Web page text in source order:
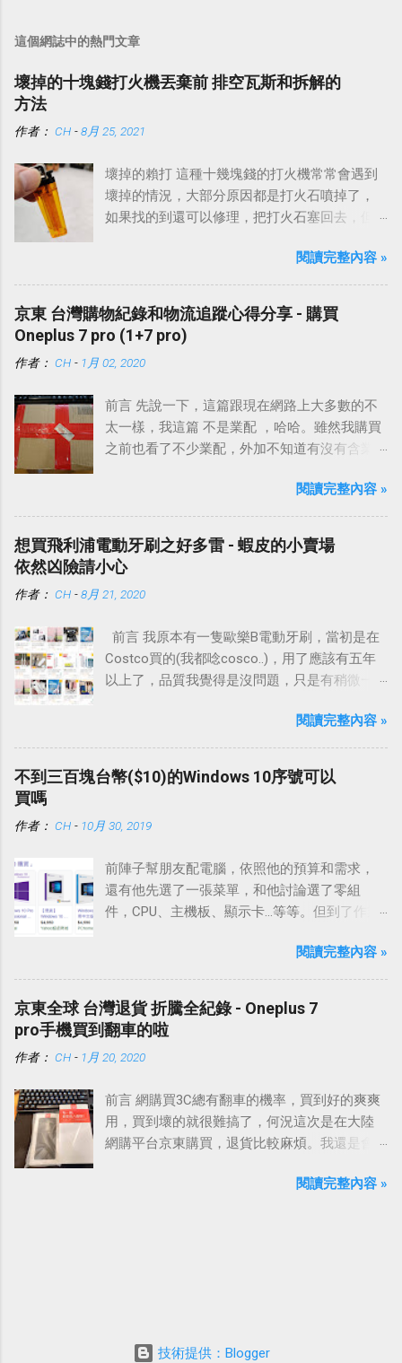
這個網誌中的熱門文章
壞掉的十塊錢打火機丟棄前 排空瓦斯和拆解的
方法
作者： CH -8月 25, 2021
壞掉的賴打 這種十幾塊錢的打火機常常會遇到
壞掉的情況，大部分原因都是打火石噴掉了，
如果找的到還可以修理，把打火石塞回去，但
閱讀完整內容 »
京東 台灣購物紀錄和物流追蹤心得分享 - 購買
Oneplus 7 pro (1+7 pro)
作者： CH - 1月 02, 2020
前言 先說一下，這篇跟現在網路上大多數的不
太一樣，我這篇 不是業配 ，哈哈。雖然我購買
之前也看了不少業配，外加不知道有沒有含業
閱讀完整內容 »
想買飛利浦電動牙刷之好多雷 - 蝦皮的小賣場
依然凶險請小心
作者： CH -8月 21, 2020
前言 我原本有一隻歐樂B電動牙刷，當初是在
Costco買的(我都唸cosco..)，用了應該有五年
以上了，品質我覺得是沒問題，只是有稍微一
閱讀完整內容 »
不到三百塊台幣($10)的Windows 10序號可以
買嗎
作者： CH - 10月 30, 2019
前陣子幫朋友配電腦，依照他的預算和需求，
還有他先選了一張菜單，和他討論選了零組
件，CPU、主機板、顯示卡…等等。但到了作業
好。感覺事有蹊翹，於是我好奇問了下去，他
說他在一些部落格看到有推薦只要不到300塊錢
就有Windows 10，還在考慮要在G2deal還是去
蝦皮買。
閱讀完整內容 »
京東全球 台灣退貨 折騰全紀錄 - Oneplus 7
pro手機買到翻車的啦
作者： CH - 1月 20, 2020
前言 網購買3C總有翻車的機率，買到好的爽爽
用，買到壞的就很難搞了，何況這次是在大陸
網購平台京東購買，退貨比較麻煩。我還是會
永遠希望遇到的不要是我，但是真的碰到了，
閱讀完整內容 »
技術提供：Blogger